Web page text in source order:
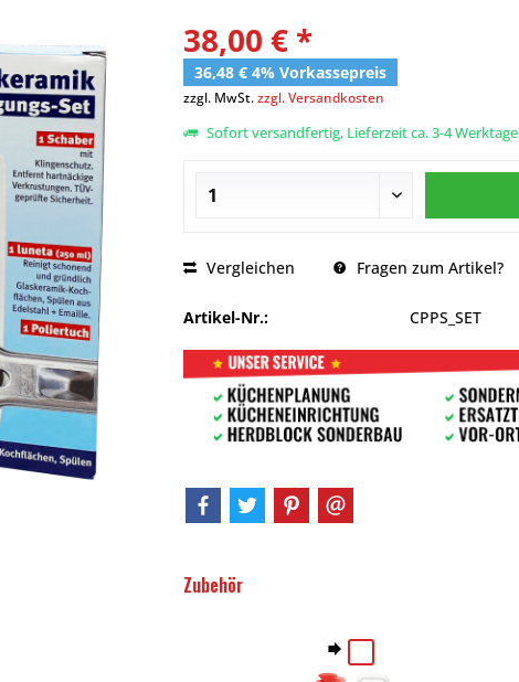
38,00 € *
36,48 € 4% Vorkassepreis
zzgl. MwSt.zzgl. Versandkosten
Sofort versandfertig, Lieferzeit ca. 3-4 Werktage
Vergleichen Fragen zum Artikel?
Artikel-Nr.: CPPS_SET
Zubehör